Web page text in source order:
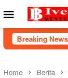
to
Mobile
Menu
Breaking News
Wujudkan
Home Berita